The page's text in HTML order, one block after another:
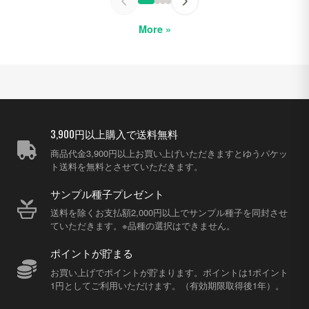
More »
3,900円以上購入で送料無料
商品代金3,900円以上お買い上げいただきますとゆうパケッ
ト送料を無料とさせていただきます。
サンプル種子プレゼント
送料を除くお支払額2,000円以上でサンプル種子を同封させ
ていただきます。※品種の選択はできません。
ポイントが貯まる
お買い上げでポイントが貯まります。ポイントは1ポイント
1円としてご利用いただけます。（有効期限取得後1年）。